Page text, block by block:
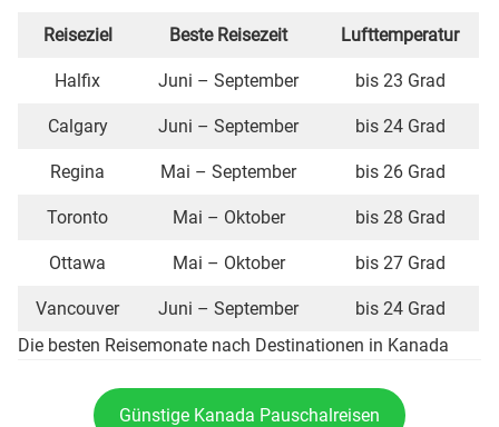
Reiseziel Beste Reisezeit Lufttemperatur
Halfix Juni – September bis 23 Grad
Calgary Juni – September bis 24 Grad
Regina Mai – September bis 26 Grad
Toronto Mai – Oktober bis 28 Grad
Ottawa Mai – Oktober bis 27 Grad
Vancouver Juni – September
bis 24 Grad
Die besten Reisemonate nach Destinationen in Kanada
Günstige Kanada Pauschalreisen